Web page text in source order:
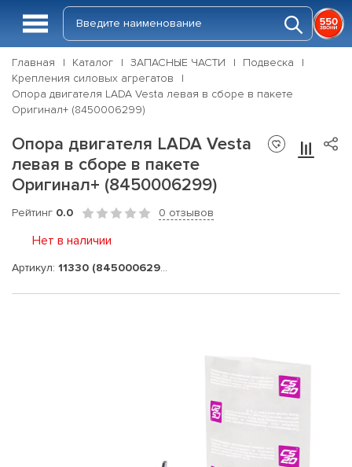
Главная Каталог ЗАПАСНЫЕ ЧАСТИ
Подвеска
Крепления силовых агрегатов
Опора двигателя LADA Vesta левая в сборе в пакете
Оригинал+ (8450006299)
Опора двигателя LADA Vesta
левая в сборе в пакете
Оригинал+ (8450006299)
Рейтинг 0.0 0 отзывов
Нет в наличии
Артикул: 11330 (8450006299)